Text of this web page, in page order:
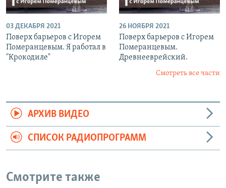
03 ДЕКАБРЯ 2021
Поверх барьеров с Игорем
Померанцевым. Я работал в
"Крокодиле"
26 НОЯБРЯ 2021
Поверх барьеров с Игорем
Померанцевым.
Древнееврейский.
Смотреть все части
АРХИВ ВИДЕО
СПИСОК РАДИОПРОГРАММ
Смотрите также